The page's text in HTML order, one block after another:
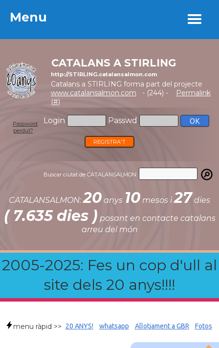
Menu
CATALANS A STIRLING
http://STIRLING.catalansalmon.com
Catalans a STIRLING forma part del projecte
www.catalansalmon.com - (244) -
Permalink
(#)
Login Passwd
Password
perdut?
REGISTRA'T
Buscar ciutat de CATALANSALMON:
CATALANSALMON:20 anys 10 mesos i27 dies
( 7.635 dies ) posant en contacte catalans
arreu del món
2005-2025: Fes un cop d'ull al
site dels 20 anys!!!!
Menu
menu ràpid >> 20 ANYS! whatsapp Allotjament a GBR Fotos